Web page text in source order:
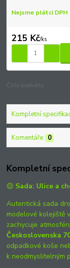
Nejsme plátci DPH
215 Kč/ks
Číslo produktu:
Kompletní
Komentáře 0
Kompletní
🟡 Sada: Ulice a
Autentická sada
modelové kolejiště
zachycuje
Československa
odpadkové koše
k neodmyslitelným